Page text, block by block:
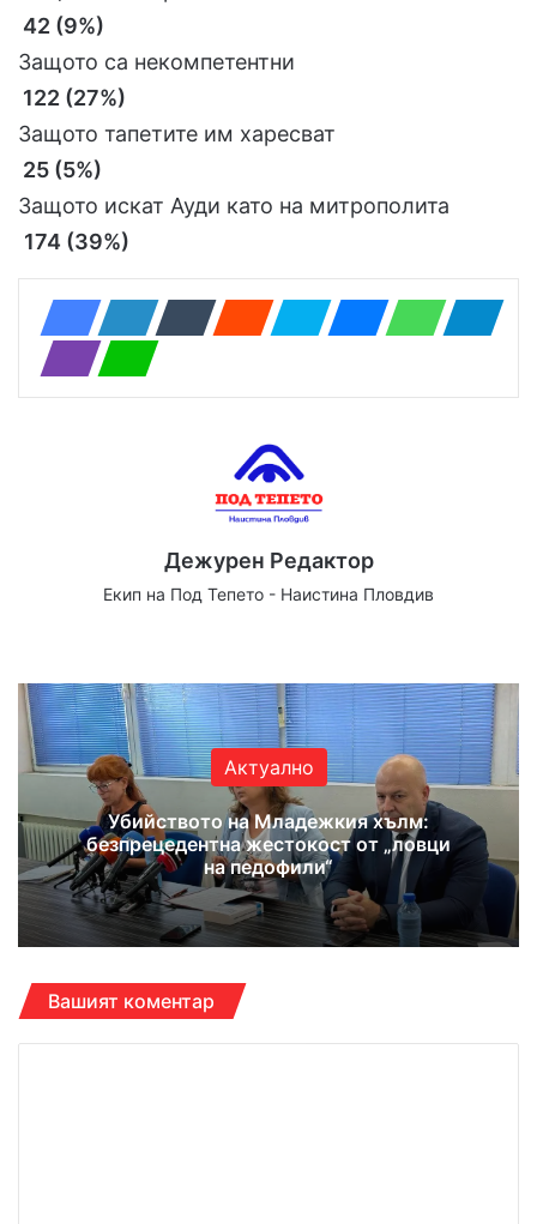
42 (9%)
Защото са некомпетентни
122 (27%)
Защото тапетите им харесват
25 (5%)
Защото искат Ауди като на митрополита
174 (39%)
Дежурен Редактор
Екип на Под Тепето - Наистина Пловдив
te bo
ok
ub
e
ra
m
Актуално
Убийството на Младежкия хълм:
безпрецедентна жестокост от „ловци
на педофили“
Вашият коментар